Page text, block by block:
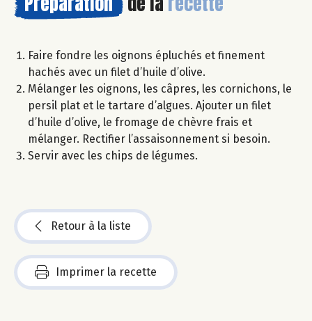
Faire fondre les oignons épluchés et finement
hachés avec un filet d’huile d’olive.
Mélanger les oignons, les câpres, les cornichons, le
persil plat et le tartare d’algues. Ajouter un filet
d’huile d’olive, le fromage de chèvre frais et
mélanger. Rectifier l’assaisonnement si besoin.
Servir avec les chips de légumes.
Retour à la liste
Imprimer la recette